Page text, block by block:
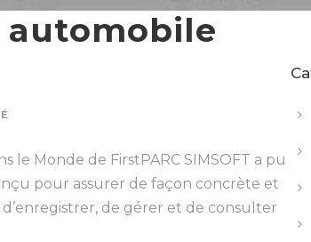
Monde de FirstPARC SIMSOFT a pu
pour assurer de façon concrète et
de gérer et de consulter